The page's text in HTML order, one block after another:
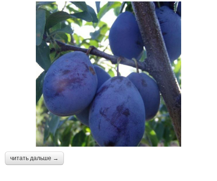
читать дальше →